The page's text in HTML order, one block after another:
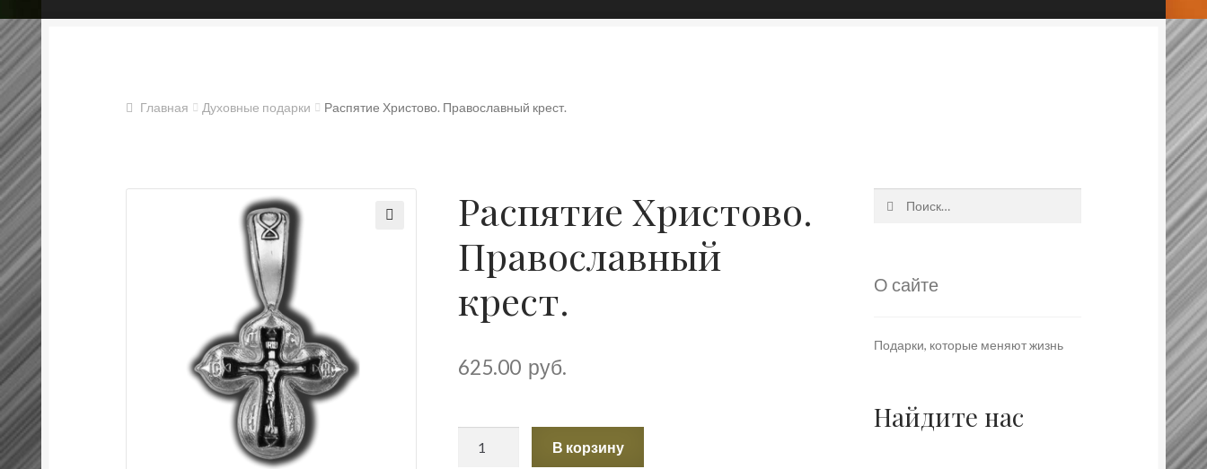
Главная Духовные подарки Распятие Христово. Православный крест.
Распятие Христово.
Православный
крест.
625.00 руб.
В корзину
О сайте
Подарки, которые меняют жизнь
Найдите нас